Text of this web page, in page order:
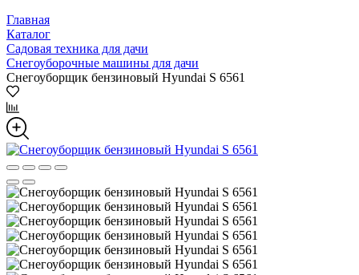
Главная
Каталог
Садовая техника для дачи
Снегоуборочные машины для дачи
Снегоуборщик бензиновый Hyundai S 6561